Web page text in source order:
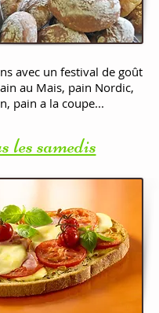
avec un festival de goût
au Mais, pain Nordic,
pain a la coupe...
les samedis